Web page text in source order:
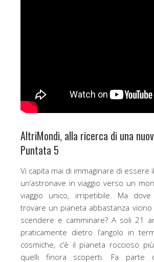
AltriMondi, alla ricerca di una
Puntata 5
Vi capita mai di immaginare di essere
un’astronave in viaggio verso un
viaggio unico, irripetibile. Ma
trovare un pianeta abbastanza
scendere e camminare? A soli 21
praticamente dietro l’angolo in
cosmiche, c’è il pianeta roccioso
quelli finora scoperti. Fa parte